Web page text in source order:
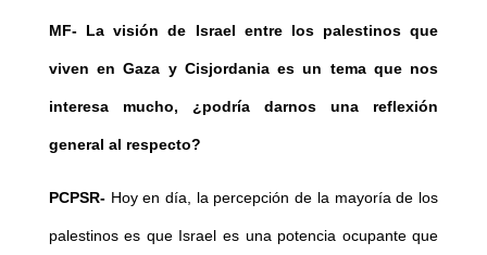
MF- La visión de Israel entre los palestinos que
viven en Gaza y Cisjordania es un tema que nos
interesa mucho, ¿podría darnos una reflexión
general al respecto?
PCPSR-Hoy en día, la percepción de la mayoría de los
palestinos es que Israel es una potencia ocupante que